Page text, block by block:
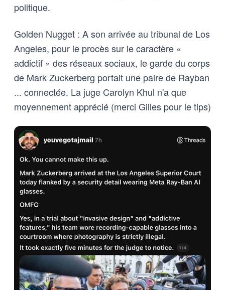
politique.
Golden Nugget : A son arrivée au tribunal de Los
Angeles, pour le procès sur le caractère «
addictif » des réseaux sociaux, le garde du corps
de Mark Zuckerberg portait une paire de Rayban
... connectée. La juge Carolyn Khul n'a que
moyennement apprécié (merci Gilles pour le tips)